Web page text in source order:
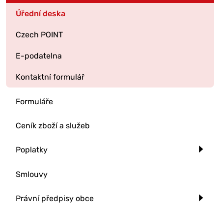
Úřední deska
Czech POINT
E-podatelna
Kontaktní formulář
Formuláře
Ceník zboží a služeb
Poplatky
Smlouvy
Právní předpisy obce